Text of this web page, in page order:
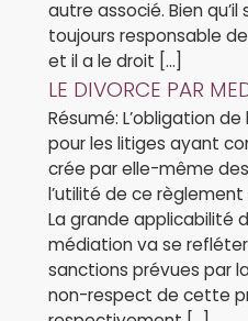
autre associé. Bien qu’il
toujours responsable
et il a le droit […]
LE DIVORCE PAR
Résumé: L’obligation
pour les litiges ayant
crée par elle-même
l’utilité de ce
La grande applicabilité
médiation va se
sanctions prévues par
non-respect de cette